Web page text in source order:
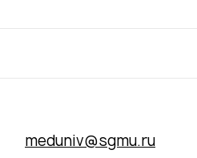
meduniv@sgmu.ru